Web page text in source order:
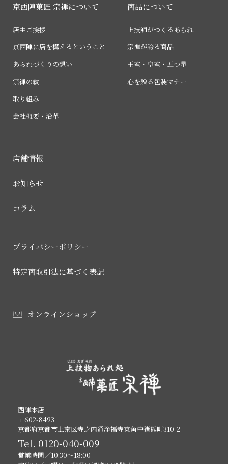
京西陣菓匠 宗禅について
店主ご挨拶
京西陣に店を構えるということ
あられづくりの想い
宗禅の紋
取り組み
会社概要・沿革
商品について
上技師がつくるあられ
宗禅が誇る商品
王室・皇室・五つ星
心を贈る包装マナー
店舗情報
お知らせ
コラム
プライバシーポリシー
特定商取引法に基づく表記
オンラインショップ
西陣本店
〒602-8493
京都府京都市上京区寺之内通浄福寺東角中猪熊町310-2
Tel. 0120-040-009
営業時間／10:30～18:00